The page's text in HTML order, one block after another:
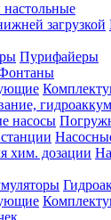
Пурифайеры